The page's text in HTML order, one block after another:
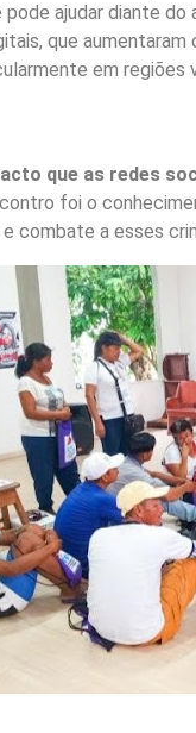
pode ajudar diante
que
em regiões
que as redes
foi o
combate a esses